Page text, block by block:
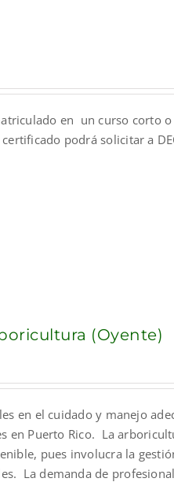
en un curso corto
podrá solicitar a
(Oyente)
en el cuidado y manejo
en Puerto Rico. La
pues involucra la
La demanda de